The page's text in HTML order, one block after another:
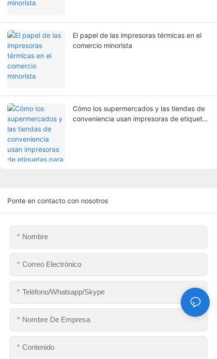
El papel de las impresoras térmicas en el
comercio minorista
Cómo los supermercados y las tiendas de
conveniencia usan impresoras de etiquetas
Ponte en contacto con nosotros
Nombre
Correo Electrónico
Teléfono/whatsapp/skype
Nombre De Empresa
Contenido